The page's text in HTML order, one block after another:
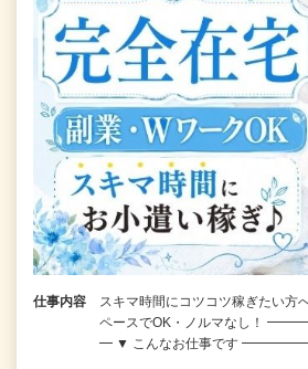
仕事内容
スキマ時間にコツコツ稼ぎたい方
ペースでOK・ノルマなし
━ ▼ こんなお仕事です